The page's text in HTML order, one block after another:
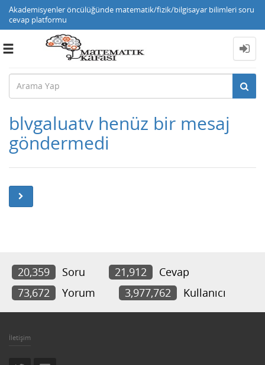
Akademisyenler öncülüğünde matematik/fizik/bilgisayar bilimleri soru
cevap platformu
Toggle
blvgaluatv henüz bir mesaj
göndermedi
20,359 Soru 21,912
Cevap
73,672
Yorum 3,977,762 Kullanıcı
İletişim